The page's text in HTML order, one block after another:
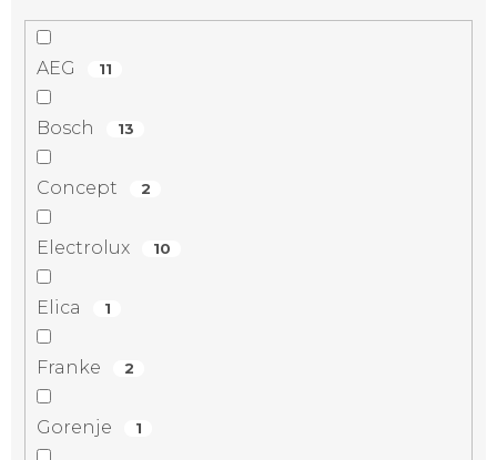
AEG 11
Bosch 13
Concept 2
Electrolux 10
Elica 1
Franke 2
Gorenje 1